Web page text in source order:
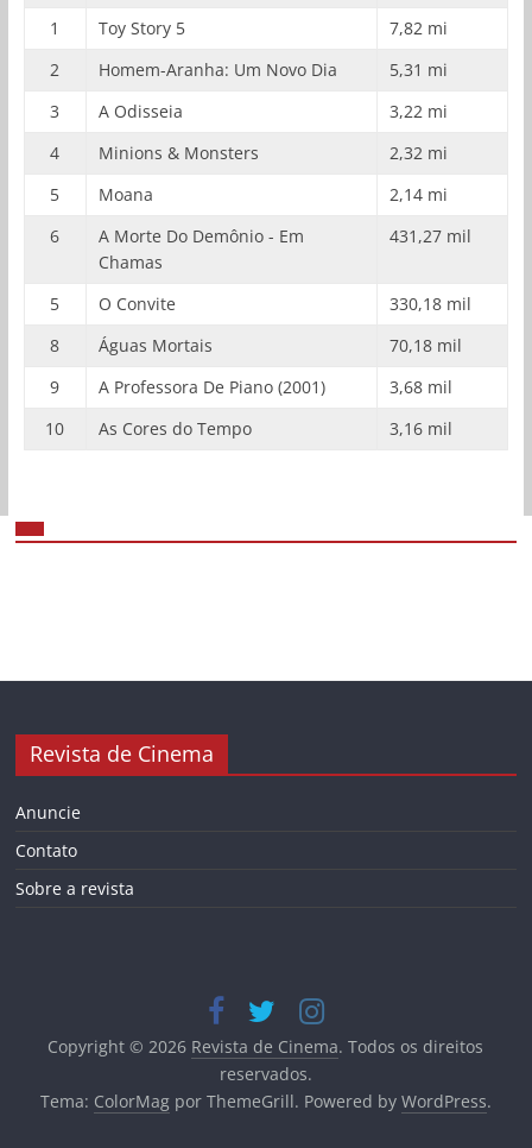
1
Toy Story 5
7,82 mi
2
Homem-Aranha: Um Novo Dia
5,31 mi
3
A Odisseia
3,22 mi
4
Minions & Monsters
2,32 mi
5
Moana
2,14 mi
6
A Morte Do Demônio - Em
Chamas
431,27 mil
5 O Convite
330,18 mil
8
Águas Mortais
70,18 mil
9
A Professora De Piano (2001)
3,68 mil
10
As Cores do Tempo 3,16 mil
Revista de Cinema
Anuncie
Contato
Sobre a revista
Copyright © 2026 Revista de Cinema. Todos os direitos
reservados.
Tema: ColorMagpor ThemeGrill. Powered by WordPress.